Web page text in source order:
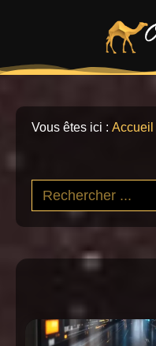
Vous êtes ici : Accueil